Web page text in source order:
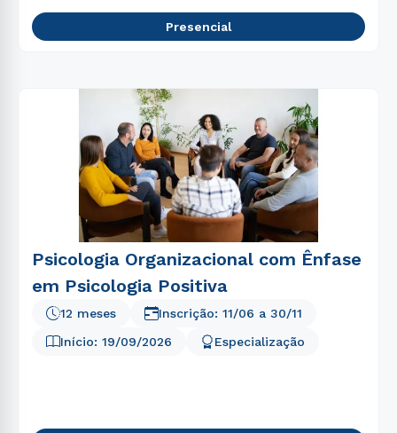
Presencial
Psicologia Organizacional com Ênfase
em Psicologia Positiva
Início: 19/09/2026
12 meses
Especialização
Inscrição: 11/06 a 30/11